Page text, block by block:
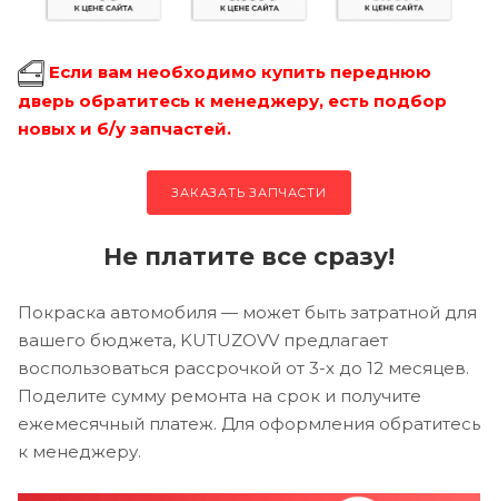
Если вам необходимо купить переднюю
дверь обратитесь к менеджеру, есть подбор
новых и б/у запчастей.
ЗАКАЗАТЬ ЗАПЧАСТИ
Не платите все сразу!
Покраска автомобиля — может быть затратной для
вашего бюджета, KUTUZOVV предлагает
воспользоваться рассрочкой от 3-х до 12 месяцев.
Поделите сумму ремонта на срок и получите
ежемесячный платеж. Для оформления обратитесь
к менеджеру.